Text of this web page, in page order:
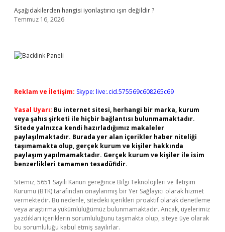
Aşağıdakilerden hangisi iyonlaştırıcı ışın değildir ?
Temmuz 16, 2026
Reklam ve İletişim: Skype: live:.cid.575569c608265c69
Yasal Uyarı: Bu internet sitesi, herhangi bir marka, kurum
veya şahıs şirketi ile hiçbir bağlantısı bulunmamaktadır.
Sitede yalnızca kendi hazırladığımız makaleler
paylaşılmaktadır. Burada yer alan içerikler haber niteliği
taşımamakta olup, gerçek kurum ve kişiler hakkında
paylaşım yapılmamaktadır. Gerçek kurum ve kişiler ile isim
benzerlikleri tamamen tesadüfidir.
Sitemiz, 5651 Sayılı Kanun gereğince Bilgi Teknolojileri ve İletişim
Kurumu (BTK) tarafından onaylanmış bir Yer Sağlayıcı olarak hizmet
vermektedir. Bu nedenle, sitedeki içerikleri proaktif olarak denetleme
veya araştırma yükümlülüğümüz bulunmamaktadır. Ancak, üyelerimiz
yazdıkları içeriklerin sorumluluğunu taşımakta olup, siteye üye olarak
bu sorumluluğu kabul etmiş sayılırlar.